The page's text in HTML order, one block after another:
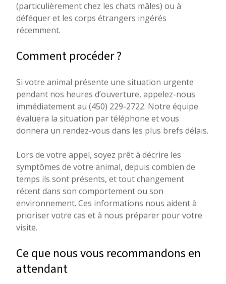
(particulièrement chez les chats mâles) ou à
déféquer et les corps étrangers ingérés
récemment.
Comment procéder ?
Si votre animal présente une situation urgente
pendant nos heures d’ouverture, appelez-nous
immédiatement au (450) 229-2722. Notre équipe
évaluera la situation par téléphone et vous
donnera un rendez-vous dans les plus brefs délais.
Lors de votre appel, soyez prêt à décrire les
symptômes de votre animal, depuis combien de
temps ils sont présents, et tout changement
récent dans son comportement ou son
environnement. Ces informations nous aident à
prioriser votre cas et à nous préparer pour votre
visite.
Ce que nous vous recommandons en
attendant